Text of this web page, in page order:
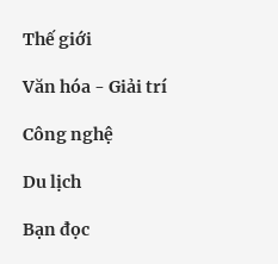
Thế giới
Văn hóa - Giải trí
Công nghệ
Du lịch
Bạn đọc